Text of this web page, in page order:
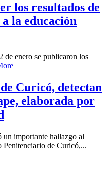
los resultados de
la educación
de enero se publicaron los
Curicó, detectan
elaborada por
un importante hallazgo al
de Curicó,...